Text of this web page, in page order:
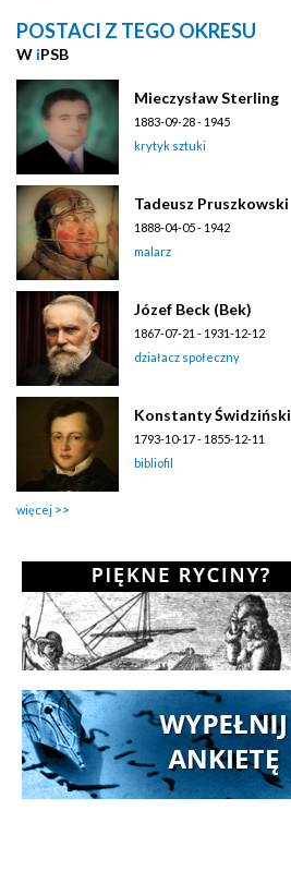
POSTACI Z TEGO OKRESU
W iPSB
Mieczysław Sterling
1883-09-28 - 1945
krytyk sztuki
Tadeusz Pruszkowski
1888-04-05 - 1942
malarz
Józef Beck (Bek)
1867-07-21 - 1931-12-12
działacz społeczny
Konstanty Świdziński
1793-10-17 - 1855-12-11
bibliofil
więcej